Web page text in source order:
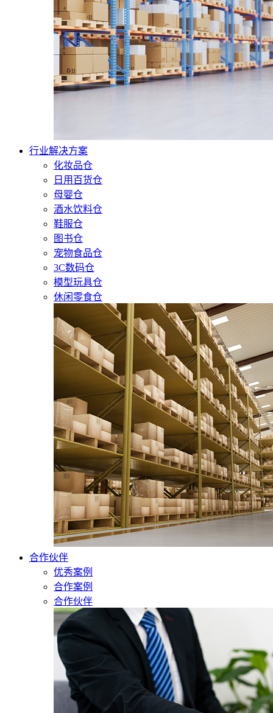
行业解决方案
化妆品仓
日用百货仓
母婴仓
酒水饮料仓
鞋服仓
图书仓
宠物食品仓
3C数码仓
模型玩具仓
休闲零食仓
合作伙伴
优秀案例
合作案例
合作伙伴